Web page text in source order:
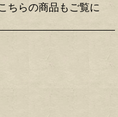
ちらの商品もご覧に